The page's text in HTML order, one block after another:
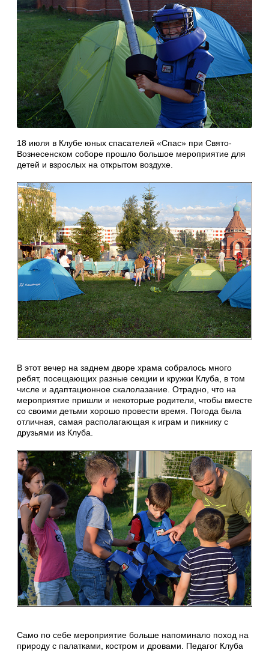
18 июля в Клубе юных спасателей «Спас» при Свято-
Вознесенском соборе прошло большое мероприятие для
детей и взрослых на открытом воздухе.
В этот вечер на заднем дворе храма собралось много
ребят, посещающих разные секции и кружки Клуба, в том
числе и адаптационное скалолазание. Отрадно, что на
мероприятие пришли и некоторые родители, чтобы вместе
со своими детьми хорошо провести время. Погода была
отличная, самая располагающая к играм и пикнику с
друзьями из Клуба.
Само по себе мероприятие больше напоминало поход на
природу с палатками, костром и дровами. Педагог Клуба